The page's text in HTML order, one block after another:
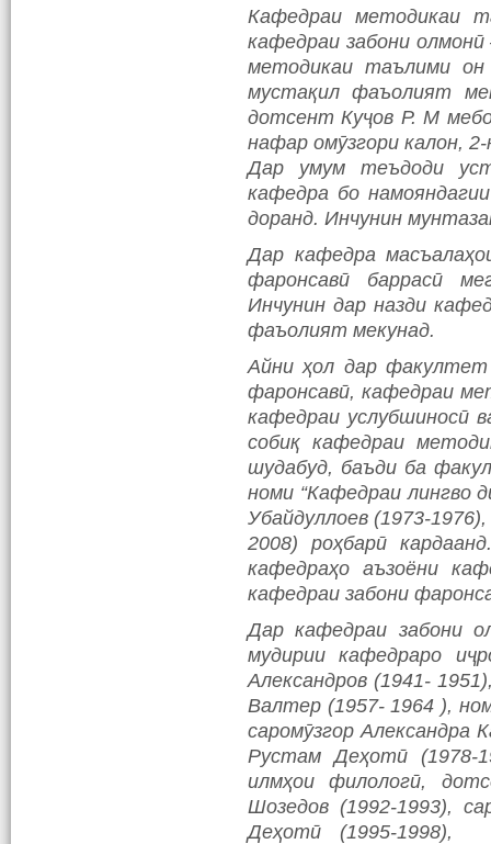
Кафедраи методикаи
кафедраи забони
методикаи таълими
мустақил фаъолият
дотсент Куҷов Р. М
нафар омӯзгори калон,
Дар умум теъдоди
кафедра бо
доранд. Инчунин
Дар кафедра
фаронсавӣ баррасӣ
Инчунин дар назди
фаъолият мекунад.
Айни ҳол дар факултет
фаронсавӣ, кафедраи
кафедраи услубшиносӣ
собиқ кафедраи
шудабуд, баъди ба
номи “Кафедраи лингво
Убайдуллоев (1973-
2008) роҳбарӣ
кафедраҳо аъзоёни
кафедраи забони
Дар кафедраи забони
мудирии кафедраро
Александров (1941-
Валтер (1957- 1964 ),
саромӯзгор Александра
Рустам Деҳотӣ (1978-
илмҳои филологӣ,
Шозедов (1992-1993),
Деҳотӣ (1995-1998),